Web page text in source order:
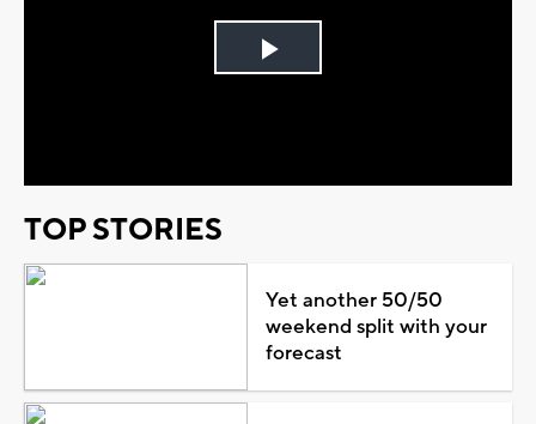
Play
TOP STORIES
Yet another 50/50
weekend split with your
forecast